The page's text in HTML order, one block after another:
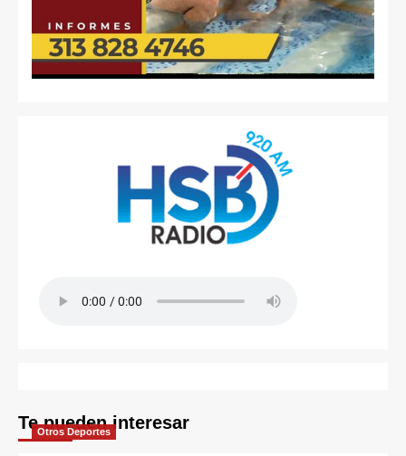
Te pueden interesar
Otros Deportes